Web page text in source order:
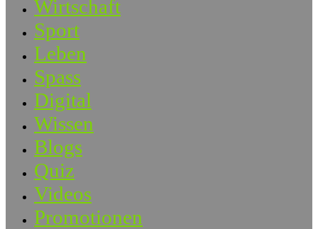
Wirtschaft
Sport
Leben
Spass
Digital
Wissen
Blogs
Quiz
Videos
Promotionen